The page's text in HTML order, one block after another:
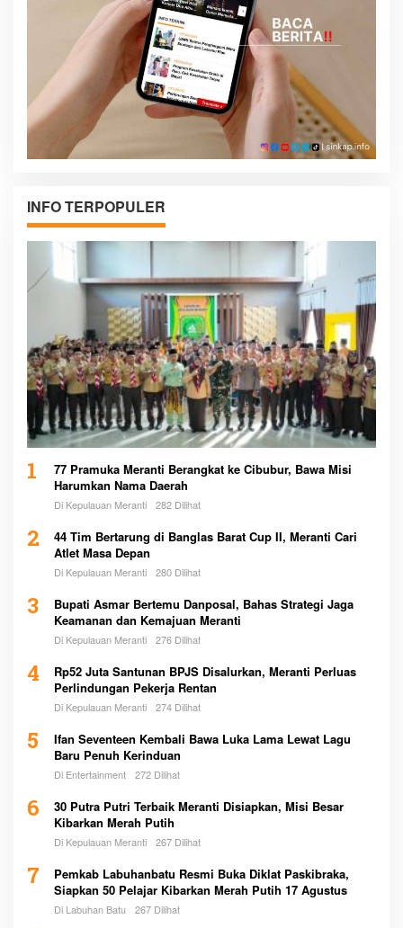
INFO TERPOPULER
1
77 Pramuka Meranti Berangkat ke Cibubur, Bawa Misi
Harumkan Nama Daerah
Di Kepulauan Meranti 282 Dilihat
2
44 Tim Bertarung di Banglas Barat Cup II, Meranti Cari
Atlet Masa Depan
Di Kepulauan Meranti 280 Dilihat
3
Bupati Asmar Bertemu Danposal, Bahas Strategi Jaga
Keamanan dan Kemajuan Meranti
Di Kepulauan Meranti 276 Dilihat
4
Rp52 Juta Santunan BPJS Disalurkan, Meranti Perluas
Perlindungan Pekerja Rentan
Di Kepulauan Meranti 274 Dilihat
5
Ifan Seventeen Kembali Bawa Luka Lama Lewat Lagu
Baru Penuh Kerinduan
Di Entertainment 272 Dilihat
6
30 Putra Putri Terbaik Meranti Disiapkan, Misi Besar
Kibarkan Merah Putih
Di Kepulauan Meranti 267 Dilihat
7
Pemkab Labuhanbatu Resmi Buka Diklat Paskibraka,
Siapkan 50 Pelajar Kibarkan Merah Putih 17 Agustus
Di Labuhan Batu 267 Dilihat